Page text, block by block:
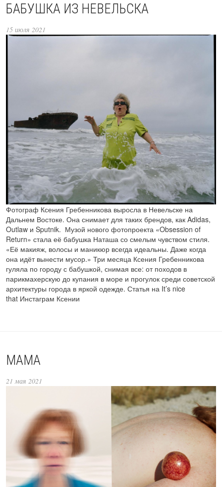
БАБУШКА ИЗ НЕВЕЛЬСКА
15 июля 2021
Фотограф Ксения Гребенникова выросла в Невельске на
Дальнем Востоке. Она снимает для таких брендов, как Adidas,
Outlaw и Sputnik. Музой нового фотопроекта «Obsession of
Return» стала её бабушка Наташа со смелым чувством стиля.
«Её макияж, волосы и маникюр всегда идеальны. Даже когда
она идёт вынести мусор.» Три месяца Ксения Гребенникова
гуляла по городу с бабушкой, снимая все: от походов в
парикмахерскую до купания в море и прогулок среди советской
архитектуры города в яркой одежде. Статья на It’s nice
that Инстаграм Ксении
МАМА
21 мая 2021